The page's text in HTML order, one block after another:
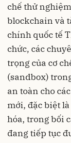
chế thử
blockchain và
chính quốc tế
chức, các
trọng của cơ
(sandbox)
an toàn cho
mới, đặc biệt
hóa, trong bối
đang tiếp tục